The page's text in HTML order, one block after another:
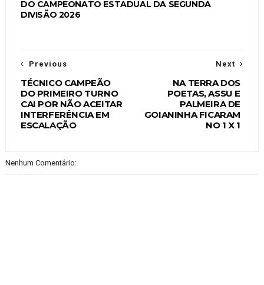
DO CAMPEONATO ESTADUAL DA SEGUNDA
DIVISÃO 2026
Next
NA TERRA DOS
POETAS, ASSU E
PALMEIRA DE
GOIANINHA FICARAM
NO 1 X 1
Previous
TÉCNICO CAMPEÃO
DO PRIMEIRO TURNO
CAI POR NÃO ACEITAR
INTERFERÊNCIA EM
ESCALAÇÃO
Nenhum Comentário: